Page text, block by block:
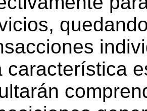
característica